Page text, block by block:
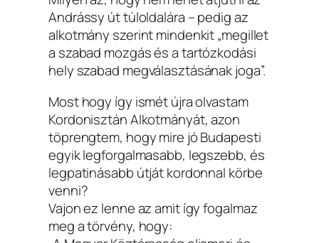
Andrássy út túloldalára – pedig az
alkotmány szerint mindenkit „megillet
a szabad mozgás és a tartózkodási
hely szabad megválasztásának joga”.
Most hogy így ismét újra olvastam
Kordonisztán Alkotmányát, azon
töprengtem, hogy mire jó Budapesti
egyik legforgalmasabb, legszebb, és
legpatinásabb útját kordonnal körbe
venni?
Vajon ez lenne az amit így fogalmaz
meg a törvény, hogy: